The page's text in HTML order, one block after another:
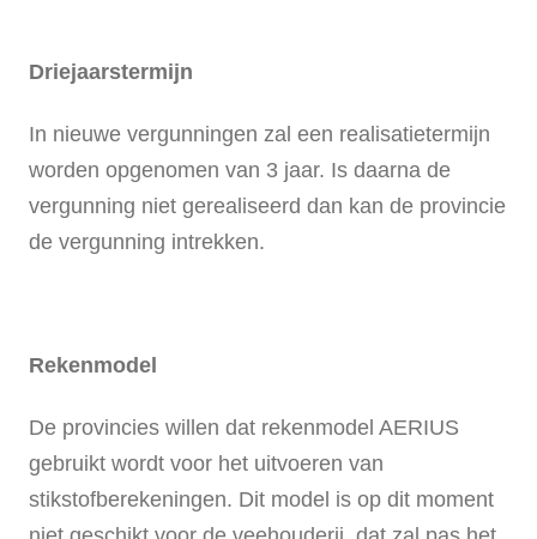
Driejaarstermijn
In nieuwe vergunningen zal een realisatietermijn
worden opgenomen van 3 jaar. Is daarna de
vergunning niet gerealiseerd dan kan de provincie
de vergunning intrekken.
Rekenmodel
De provincies willen dat rekenmodel AERIUS
gebruikt wordt voor het uitvoeren van
stikstofberekeningen. Dit model is op dit moment